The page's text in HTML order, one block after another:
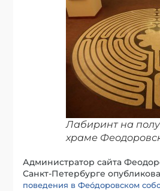
Лабиринт на
храме
Администратор сайта
Санкт-Петербурге
поведения в Феóдоровском